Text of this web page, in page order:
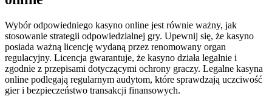
Wybór odpowiedniego kasyno online jest równie ważny, jak
stosowanie strategii odpowiedzialnej gry. Upewnij się, że kasyno
posiada ważną licencję wydaną przez renomowany organ
regulacyjny. Licencja gwarantuje, że kasyno działa legalnie i
zgodnie z przepisami dotyczącymi ochrony graczy. Legalne kasyna
online podlegają regularnym audytom, które sprawdzają uczciwość
gier i bezpieczeństwo transakcji finansowych.